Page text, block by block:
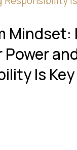
Mindset:
Power
Is Key